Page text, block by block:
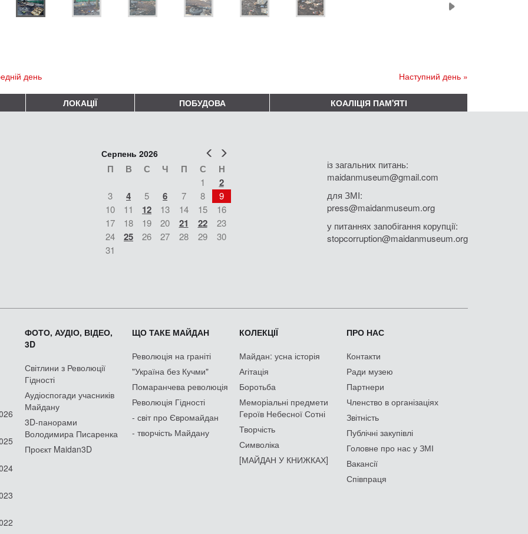
день Наступний день »
ЛОКАЦІЇ ПОБУДОВА КОАЛІЦІЯ ПАМ'ЯТІ
Попер
Серпень 2026
П В С Ч П С Н
1 2
3 4 5 6 7 8
9
10
11 12 13 14 15
16
17
18 19 20 21 22
23
24
25 26 27 28 29
30
31
із загальних питань:
maidanmuseum@gmail.com
для ЗМІ:
press@maidanmuseum.org
у питаннях запобігання корупції:
stopcorruption@maidanmuseum.org
ФОТО, АУДІО, ВІДЕО,
3D
Світлини з Революції
Гідності
Аудіоспогади учасників
Майдану
3D-панорами
Володимира Писаренка
Проєкт Maidan3D
ЩО ТАКЕ МАЙДАН
Революція на граніті
"Україна без Кучми"
Помаранчева революція
Революція Гідності
- світ про Євромайдан
- творчість Майдану
КОЛЕКЦІЇ
Майдан: усна історія
Агітація
Боротьба
Меморіальні предмети
Героїв Небесної Сотні
Творчість
Символіка
[МАЙДАН У КНИЖКАХ]
ПРО НАС
Контакти
Ради музею
Партнери
Членство в організаціях
Звітність
Публічні закупівлі
Головне про нас у ЗМІ
Вакансії
Співпраця